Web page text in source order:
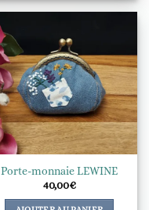
Porte-monnaie LEWINE
40,00€